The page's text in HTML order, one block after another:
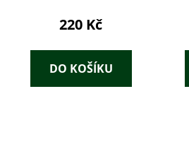
220 Kč
DO KOŠÍKU